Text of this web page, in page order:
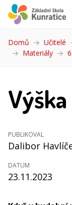
Domů Učitelé
Materiály
PUBLIKOVAL
Dalibor
DATUM
23.11.2023